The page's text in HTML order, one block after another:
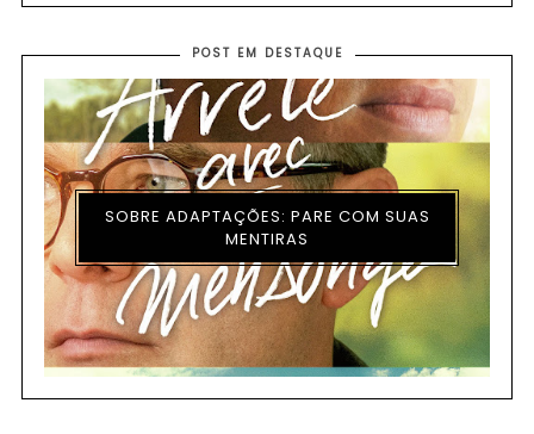
POST EM DESTAQUE
SOBRE ADAPTAÇÕES: PARE COM SUAS
MENTIRAS